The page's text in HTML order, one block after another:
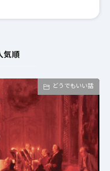
気順
どうでもいい話